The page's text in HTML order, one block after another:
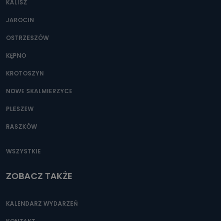
Można to zrobić pod numerem telefonu 62 735-51-05 lub
KALISZ
JAROCIN
OSTRZESZÓW
KĘPNO
KROTOSZYN
NOWE SKALMIERZYCE
PLESZEW
RASZKÓW
WSZYSTKIE
ZOBACZ TAKŻE
KALENDARZ WYDARZEŃ